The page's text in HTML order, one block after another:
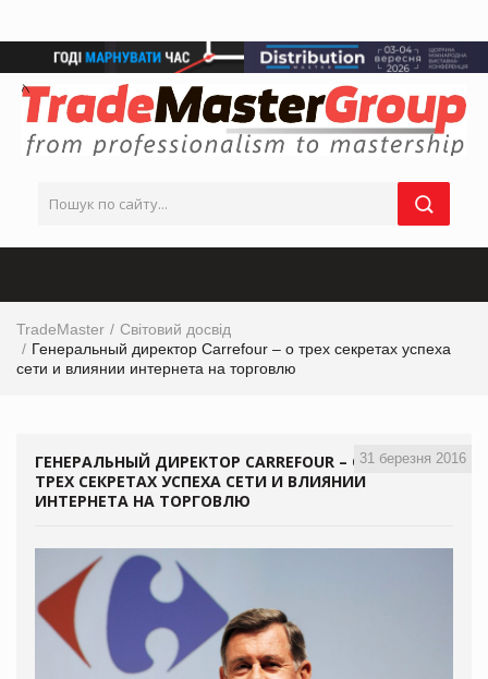
TradeMaster
Світовий досвід
Генеральный директор Carrefour – о трех секретах успеха
сети и влиянии интернета на торговлю
31 березня 2016
ГЕНЕРАЛЬНЫЙ ДИРЕКТОР CARREFOUR – О
ТРЕХ СЕКРЕТАХ УСПЕХА СЕТИ И ВЛИЯНИИ
ИНТЕРНЕТА НА ТОРГОВЛЮ